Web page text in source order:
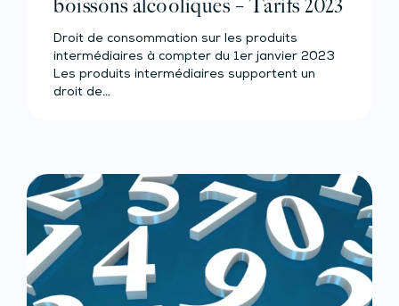
boissons alcooliques – Tarifs 2023
Droit de consommation sur les produits
intermédiaires à compter du 1er janvier 2023
Les produits intermédiaires supportent un
droit de…